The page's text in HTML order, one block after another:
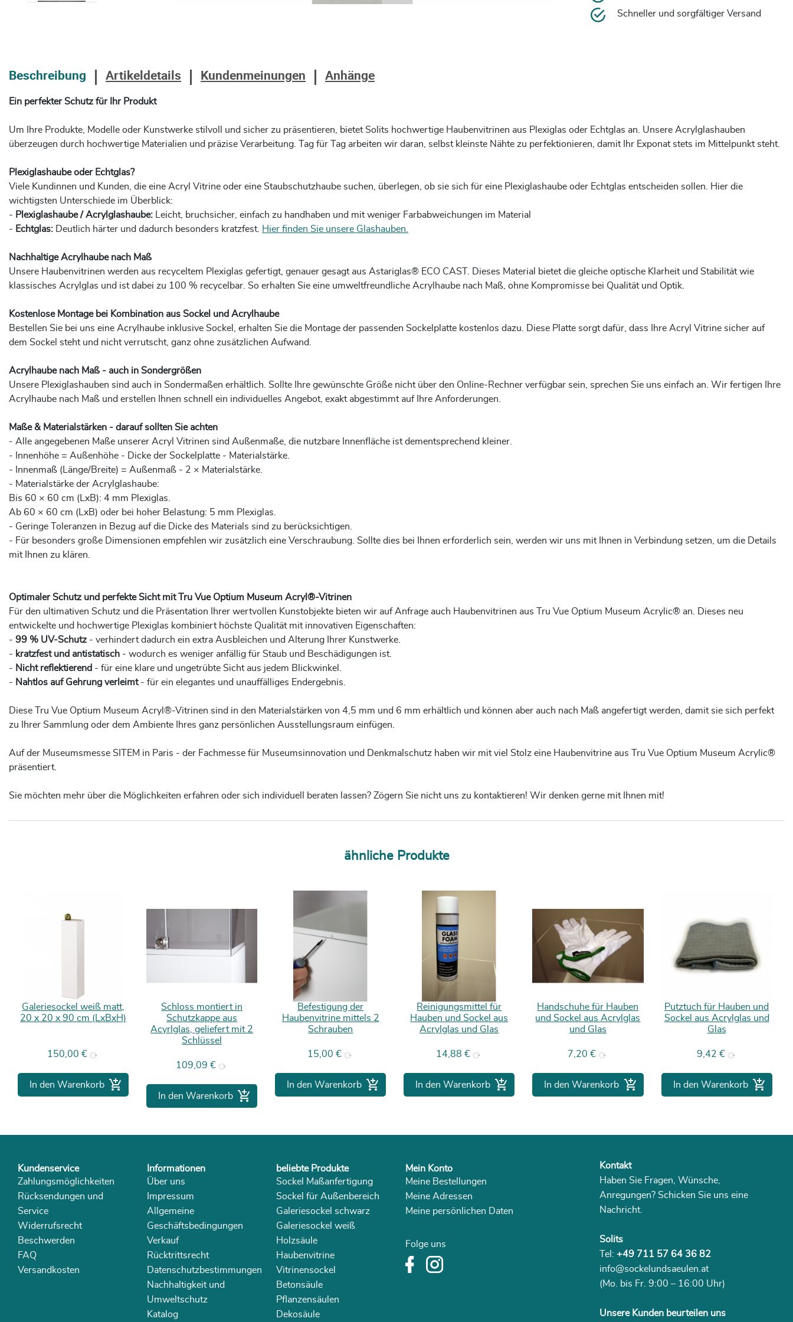
Schneller und sorgfältiger Versand
Beschreibung Artikeldetails Kundenmeinungen Anhänge
Ein perfekter Schutz für Ihr Produkt
Um Ihre Produkte, Modelle oder Kunstwerke stilvoll und sicher zu präsentieren, bietet Solits hochwertige Haubenvitrinen aus Plexiglas oder Echtglas an. Unsere Acrylglashauben
überzeugen durch hochwertige Materialien und präzise Verarbeitung. Tag für Tag arbeiten wir daran, selbst kleinste Nähte zu perfektionieren, damit Ihr Exponat stets im Mittelpunkt steht.
Plexiglashaube oder Echtglas?
Viele Kundinnen und Kunden, die eine Acryl Vitrine oder eine Staubschutzhaube suchen, überlegen, ob sie sich für eine Plexiglashaube oder Echtglas entscheiden sollen. Hier die
wichtigsten Unterschiede im Überblick:
- Plexiglashaube / Acrylglashaube: Leicht, bruchsicher, einfach zu handhaben und mit weniger Farbabweichungen im Material
- Echtglas: Deutlich härter und dadurch besonders kratzfest. Hier finden Sie unsere Glashauben.
Nachhaltige Acrylhaube nach Maß
Unsere Haubenvitrinen werden aus recyceltem Plexiglas gefertigt, genauer gesagt aus Astariglas® ECO CAST. Dieses Material bietet die gleiche optische Klarheit und Stabilität wie
klassisches Acrylglas und ist dabei zu 100 % recycelbar. So erhalten Sie eine umweltfreundliche Acrylhaube nach Maß, ohne Kompromisse bei Qualität und Optik.
Kostenlose Montage bei Kombination aus Sockel und Acrylhaube
Bestellen Sie bei uns eine Acrylhaube inklusive Sockel, erhalten Sie die Montage der passenden Sockelplatte kostenlos dazu. Diese Platte sorgt dafür, dass Ihre Acryl Vitrine sicher auf
dem Sockel steht und nicht verrutscht, ganz ohne zusätzlichen Aufwand.
Acrylhaube nach Maß - auch in Sondergrößen
Unsere Plexiglashauben sind auch in Sondermaßen erhältlich. Sollte Ihre gewünschte Größe nicht über den Online-Rechner verfügbar sein, sprechen Sie uns einfach an. Wir fertigen Ihre
Acrylhaube nach Maß und erstellen Ihnen schnell ein individuelles Angebot, exakt abgestimmt auf Ihre Anforderungen.
Maße & Materialstärken - darauf sollten Sie achten
- Alle angegebenen Maße unserer Acryl Vitrinen sind Außenmaße, die nutzbare Innenfläche ist dementsprechend kleiner.
- Innenhöhe = Außenhöhe - Dicke der Sockelplatte - Materialstärke.
- Innenmaß (Länge/Breite) = Außenmaß - 2 × Materialstärke.
- Materialstärke der Acrylglashaube:
Bis 60 × 60 cm (LxB): 4 mm Plexiglas.
Ab 60 × 60 cm (LxB) oder bei hoher Belastung: 5 mm Plexiglas.
- Geringe Toleranzen in Bezug auf die Dicke des Materials sind zu berücksichtigen.
- Für besonders große Dimensionen empfehlen wir zusätzlich eine Verschraubung. Sollte dies bei Ihnen erforderlich sein, werden wir uns mit Ihnen in Verbindung setzen, um die Details
mit Ihnen zu klären.
Optimaler Schutz und perfekte Sicht mit Tru Vue Optium Museum Acryl®-Vitrinen
Für den ultimativen Schutz und die Präsentation Ihrer wertvollen Kunstobjekte bieten wir auf Anfrage auch Haubenvitrinen aus Tru Vue Optium Museum Acrylic® an. Dieses neu
entwickelte und hochwertige Plexiglas kombiniert höchste Qualität mit innovativen Eigenschaften:
- 99 % UV-Schutz - verhindert dadurch ein extra Ausbleichen und Alterung Ihrer Kunstwerke.
- kratzfest und antistatisch - wodurch es weniger anfällig für Staub und Beschädigungen ist.
- Nicht reflektierend - für eine klare und ungetrübte Sicht aus jedem Blickwinkel.
- Nahtlos auf Gehrung verleimt - für ein elegantes und unauffälliges Endergebnis.
Diese Tru Vue Optium Museum Acryl®-Vitrinen sind in den Materialstärken von 4,5 mm und 6 mm erhältlich und können aber auch nach Maß angefertigt werden, damit sie sich perfekt
zu Ihrer Sammlung oder dem Ambiente Ihres ganz persönlichen Ausstellungsraum einfügen.
Auf der Museumsmesse SITEM in Paris - der Fachmesse für Museumsinnovation und Denkmalschutz haben wir mit viel Stolz eine Haubenvitrine aus Tru Vue Optium Museum Acrylic®
präsentiert.
Sie möchten mehr über die Möglichkeiten erfahren oder sich individuell beraten lassen? Zögern Sie nicht uns zu kontaktieren! Wir denken gerne mit Ihnen mit!
ähnliche Produkte
Galeriesockel weiß matt,
20 x 20 x 90 cm (LxBxH)
Preis
150,00 €
In den Warenkorb 
Schloss montiert in
Schutzkappe aus
Acyrlglas, geliefert mit 2
Schlüssel
Preis
109,09 €
In den Warenkorb 
Befestigung der
Haubenvitrine mittels 2
Schrauben
Preis
15,00 €
In den Warenkorb 
Reinigungsmittel für
Hauben und Sockel aus
Acrylglas und Glas
Preis
14,88 €
In den Warenkorb 
Handschuhe für Hauben
und Sockel aus Acrylglas
und Glas
Preis
7,20 €
In den Warenkorb 
Putztuch für Hauben und
Sockel aus Acrylglas und
Glas
Preis
9,42 €
In den Warenkorb 
Kundenservice
Zahlungsmöglichkeiten
Rücksendungen und
Service
Widerrufsrecht
Beschwerden
FAQ
Versandkosten
Informationen
Über uns
Impressum
Allgemeine
Geschäftsbedingungen
Verkauf
Rücktrittsrecht
Datenschutzbestimmungen
Nachhaltigkeit und
Umweltschutz
Katalog
beliebte Produkte
Sockel Maßanfertigung
Sockel für Außenbereich
Galeriesockel schwarz
Galeriesockel weiß
Holzsäule
Haubenvitrine
Vitrinensockel
Betonsäule
Pflanzensäulen
Dekosäule
Mein Konto
Meine Bestellungen
Meine Adressen
Meine persönlichen Daten
Folge uns
Kontakt
Haben Sie Fragen, Wünsche,
Anregungen? Schicken Sie uns eine
Nachricht.
Solits
Tel: +49 711 57 64 36 82
info@sockelundsaeulen.at
(Mo. bis Fr. 9:00 – 16:00 Uhr)
Unsere Kunden beurteilen uns